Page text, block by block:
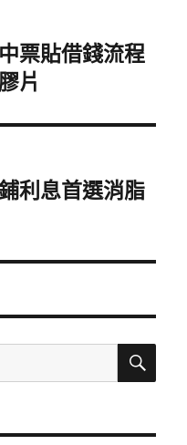
票貼借錢流程
片
利息首選消脂
搜